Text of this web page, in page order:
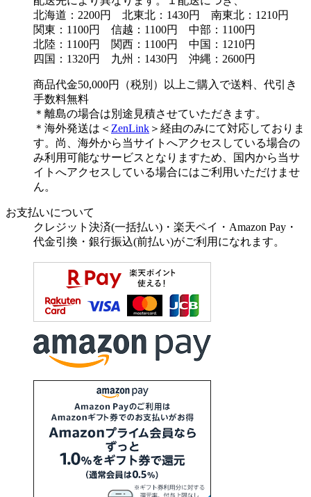
北海道：2200円 北東北：1430円 南東北：1210円
関東：1100円 信越：1100円 中部：1100円
北陸：1100円 関西：1100円 中国：1210円
四国：1320円 九州：1430円 沖縄：2600円
商品代金50,000円（税別）以上ご購入で送料、代引き
手数料無料
＊離島の場合は別途見積させていただきます。
＊海外発送は＜ ZenLink ＞経由のみにて対応しておりま
す。尚、海外から当サイトへアクセスしている場合の
み利用可能なサービスとなりますため、国内から当サ
イトへアクセスしている場合にはご利用いただけませ
ん。
お支払いについて
クレジット決済(一括払い)・楽天ペイ・Amazon Pay・
代金引換・銀行振込(前払い)がご利用になれます。